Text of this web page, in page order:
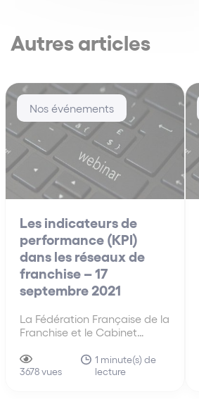
Autres articles
Nos événements
Les indicateurs de
performance (KPI)
dans les réseaux de
franchise – 17
septembre 2021
La Fédération Française de la
Franchise et le Cabinet
webinaire le vendredi 17
septembre 2021 de 11h30 à
3678 vues
1 minute(s) de
lecture